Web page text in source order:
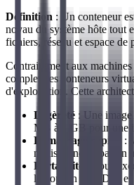
Définition : Un conteneur
noyau du système hôte tout
fichiers, réseau et espace de
Contrairement aux
complet, les conteneurs
d'exploitation. Cette
Légèreté : Une
MB à 1 GB pour une
Démarrage rapide
:
millisecondes, pas en
Portabilité
: Vous
laptop, en CI/CD et